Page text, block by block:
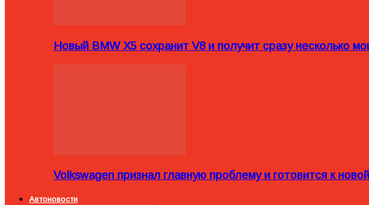
Новый BMW X5 сохранит V8 и получит сразу несколько
Volkswagen признал главную проблему и готовится к
Автоновости